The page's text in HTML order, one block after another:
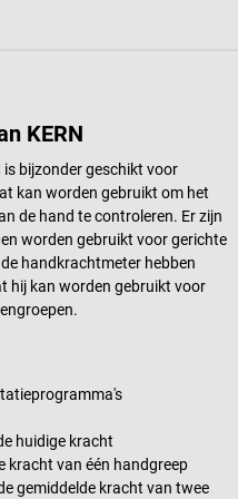
KERN
is bijzonder geschikt voor
kan worden gebruikt om het
de hand te controleren. Er zijn
worden gebruikt voor gerichte
handkrachtmeter hebben
hij kan worden gebruikt voor
huidige kracht
kracht van één handgreep
gemiddelde kracht van twee